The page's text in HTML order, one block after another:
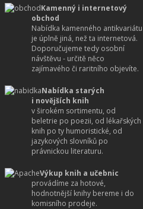
Kamenný i internetový
obchod
Nabídka kamenného antikvariátu
je úplně jiná, než ta internetová.
Doporučujeme tedy osobní
návštěvu - určitě něco
zajímavého či raritního objevíte.
Nabídka starých
i novějších knih
v širokém sortimentu, od
beletrie po poezii, od lékařských
knih po ty humoristické, od
jazykových slovníků po
právnickou literaturu.
Výkup knih a učebnic
provádíme za hotové,
hodnotnější knihy bereme i do
komisního prodeje.